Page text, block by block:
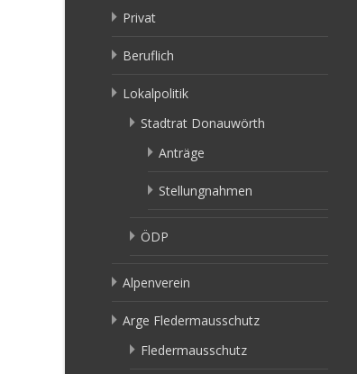
Privat
Beruflich
Lokalpolitik
Stadtrat Donauwörth
Anträge
Stellungnahmen
ÖDP
Alpenverein
Arge Fledermausschutz
Fledermausschutz